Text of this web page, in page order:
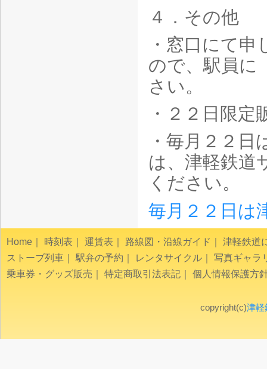
４．その他
・窓口にて
ので、駅員に
さい。
・２２日限
・毎月２２
は、津軽鉄道
ください。
毎月２２日は
Home 時刻表 運賃表 路線図・沿線ガイド
津軽鉄道
ストーブ列車
駅弁の予約 レンタサイクル
写真ギャラ
乗車券・グッズ販売
特定商取引法表記 個人情報保護方
copyright(c)津軽